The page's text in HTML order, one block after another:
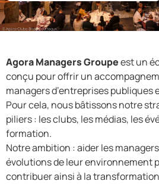
Agora Managers Groupeest un
conçu pour offrir un
managers d’entreprises publiques
Pour cela, nous bâtissons notre
piliers : les clubs, les médias, les
formation.
Notre ambition : aider les
évolutions de leur environnement
contribuer ainsi à la